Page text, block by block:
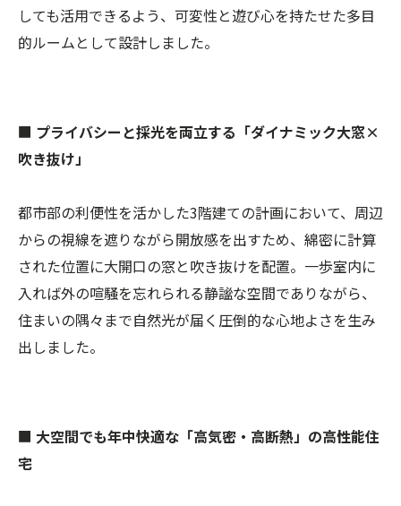
しても活用できるよう、可変性と遊び心を持たせた多目
的ルームとして設計しました。
■ プライバシーと採光を両立する「ダイナミック大窓×
吹き抜け」
都市部の利便性を活かした3階建ての計画において、周辺
からの視線を遮りながら開放感を出すため、綿密に計算
された位置に大開口の窓と吹き抜けを配置。一歩室内に
入れば外の喧騒を忘れられる静謐な空間でありながら、
住まいの隅々まで自然光が届く圧倒的な心地よさを生み
出しました。
■ 大空間でも年中快適な「高気密・高断熱」の高性能住
宅